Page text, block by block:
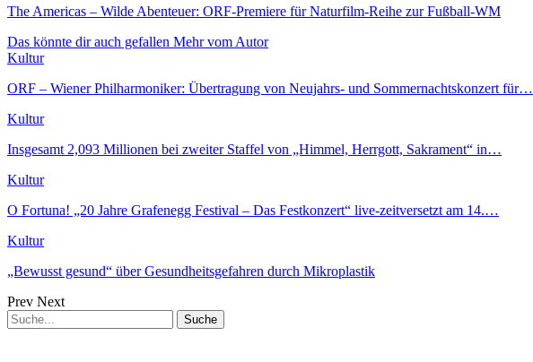
The Americas – Wilde Abenteuer: ORF-Premiere für Naturfilm-Reihe zur Fußball-WM
Das könnte dir auch gefallen Mehr vom Autor
Kultur
ORF – Wiener Philharmoniker: Übertragung von Neujahrs- und Sommernachtskonzert für…
Kultur
Insgesamt 2,093 Millionen bei zweiter Staffel von „Himmel, Herrgott, Sakrament“ in…
Kultur
O Fortuna! „20 Jahre Grafenegg Festival – Das Festkonzert“ live-zeitversetzt am 14.…
Kultur
„Bewusst gesund“ über Gesundheitsgefahren durch Mikroplastik
Prev Next